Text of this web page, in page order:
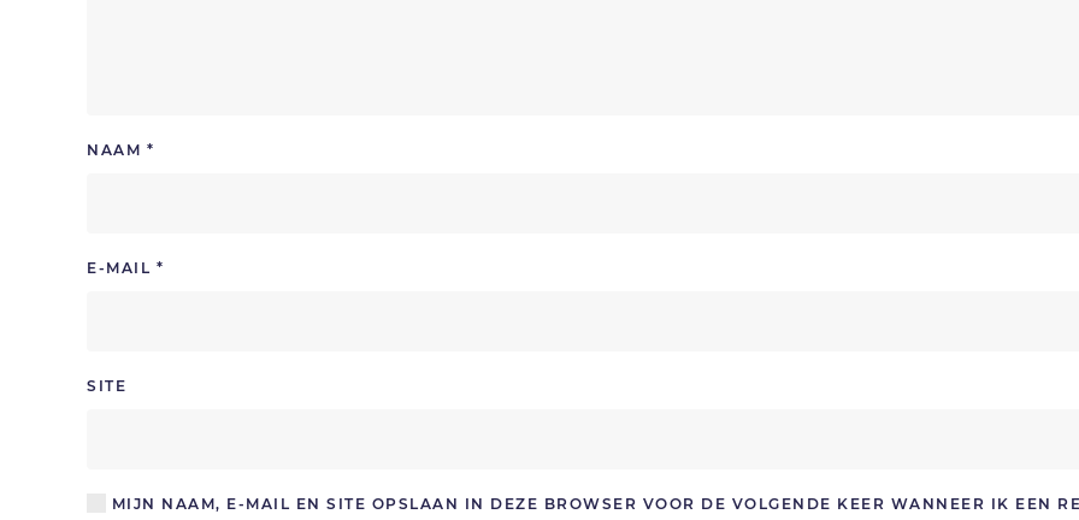
NAAM *
E-MAIL *
SITE
MIJN NAAM, E-MAIL EN SITE OPSLAAN IN DEZE BROWSER VOOR DE VOLGENDE KEER WANNEER IK EEN